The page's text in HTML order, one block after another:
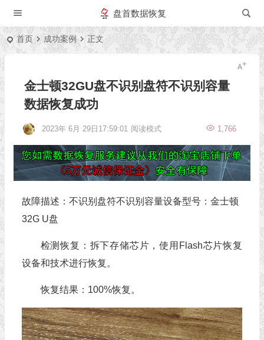
盘首数据恢复
首页 成功案例 正文
金士顿32GU盘不识别盘符不识别容量
数据恢复成功
2023年 6月 29日17:59:01 1,766
阅读模式
故障描述：不识别盘符不识别容量设备型号：金士顿
32G U盘
检测恢复：拆下存储芯片，使用Flash芯片恢复
设备和技术进行恢复。
恢复结果：100%恢复。